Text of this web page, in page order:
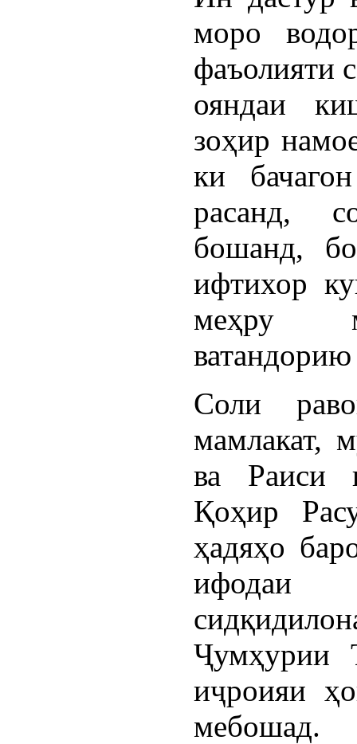
моро
фаъолияти
ояндаи
зоҳир
ки
расанд,
бошанд,
ифтихор
меҳру
Соли
мамлакат,
ва Раиси
Қоҳир
ҳадяҳо
ифодаи
Ҷумҳурии
иҷроияи
мебошад.